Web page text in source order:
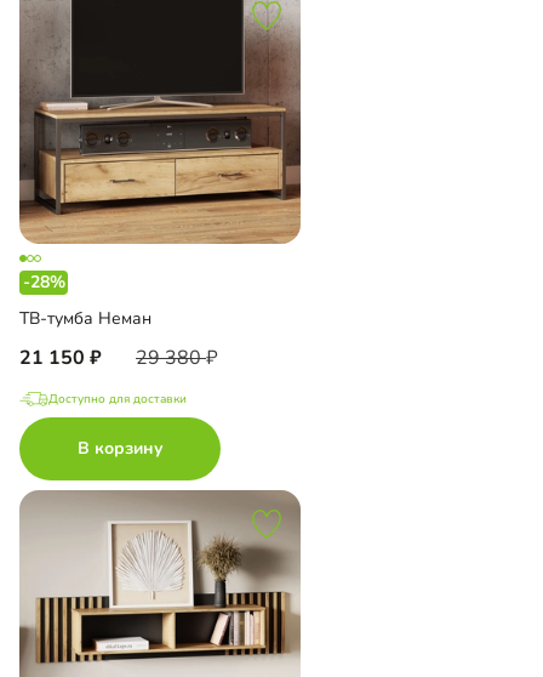
-28%
ТВ-тумба Неман
21 150 29 380
Доступно для доставки
В корзину